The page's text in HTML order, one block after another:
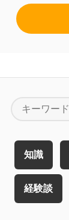
知識
経験談